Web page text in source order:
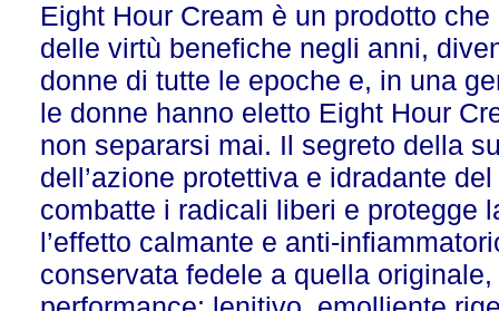
Eight Hour Cream è un prodotto
delle virtù benefiche negli anni,
donne di tutte le epoche e, in una
le donne hanno eletto Eight Hour
non separarsi mai. Il segreto della
dell’azione protettiva e idradante
combatte i radicali liberi e protegge
l’effetto calmante e anti-
conservata fedele a quella